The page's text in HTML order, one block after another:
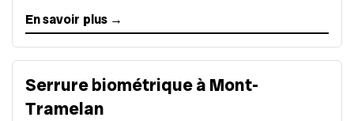
En savoir plus →
Serrure biométrique à Mont-
Tramelan